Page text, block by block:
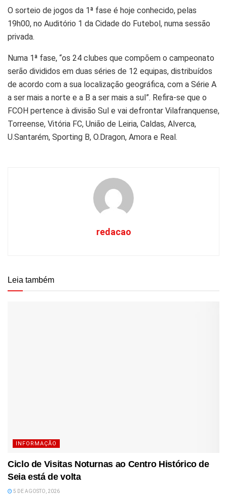
O sorteio de jogos da 1ª fase é hoje conhecido, pelas
19h00, no Auditório 1 da Cidade do Futebol, numa sessão
privada.
Numa 1ª fase, “os 24 clubes que compõem o campeonato
serão divididos em duas séries de 12 equipas, distribuídos
de acordo com a sua localização geográfica, com a Série A
a ser mais a norte e a B a ser mais a sul”. Refira-se que o
FCOH pertence à divisão Sul e vai defrontar Vilafranquense,
Torreense, Vitória FC, União de Leiria, Caldas, Alverca,
U.Santarém, Sporting B, O.Dragon, Amora e Real.
redacao
Leia também
INFORMAÇÃO
Ciclo de Visitas Noturnas ao Centro Histórico de
Seia está de volta
5 DE AGOSTO, 2026